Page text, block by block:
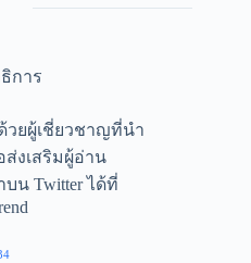
การ
ยผู้เชี่ยวชาญที่นำ
งเสริมผู้อ่าน
บน Twitter ได้ที่